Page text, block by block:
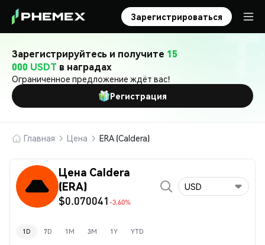
Зарегистрироваться
Зарегистрируйтесь и получите 15
000 USDT в наградах
Ограниченное предложение ждёт вас!
Регистрация
Главная Цена ERA (Caldera)
Цена Caldera
(ERA)
$0.070041 -3.60%
USD
1D 7D 1M 3M 1Y YTD